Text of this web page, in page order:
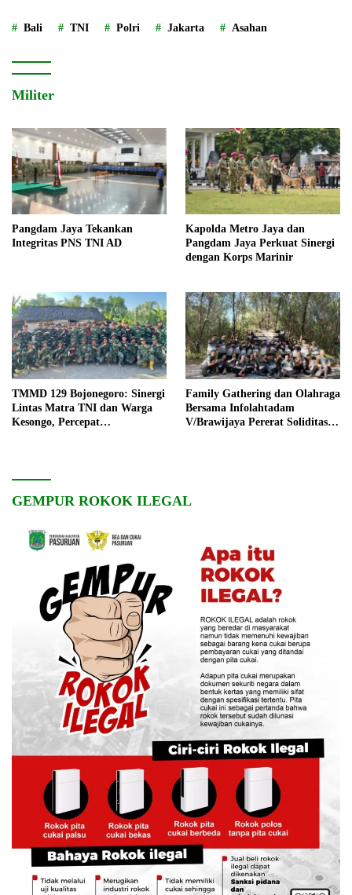
Bali TNI Polri Jakarta Asahan
Militer
Pangdam Jaya Tekankan
Integritas PNS TNI AD
Kapolda Metro Jaya dan
Pangdam Jaya Perkuat Sinergi
dengan Korps Marinir
TMMD 129 Bojonegoro: Sinergi
Lintas Matra TNI dan Warga
Kesongo, Percepat
Family Gathering dan Olahraga
Bersama Infolahtadam
V/Brawijaya Pererat Soliditas
GEMPUR ROKOK ILEGAL